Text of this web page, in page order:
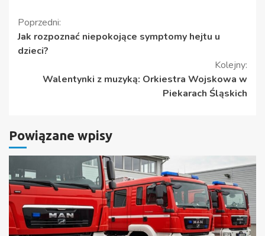
Kontynuuj
czytanie
Poprzedni:
Jak rozpoznać niepokojące symptomy hejtu u
dzieci?
Kolejny:
Walentynki z muzyką: Orkiestra Wojskowa w
Piekarach Śląskich
Powiązane wpisy